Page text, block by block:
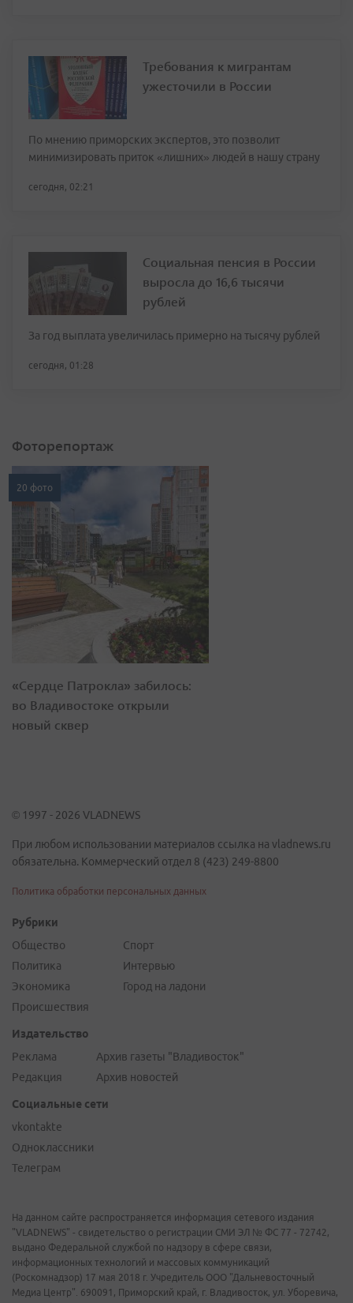
Требования к мигрантам
ужесточили в России
По мнению приморских экспертов, это позволит
минимизировать приток «лишних» людей в нашу страну
сегодня, 02:21
Социальная пенсия в России
выросла до 16,6 тысячи
рублей
За год выплата увеличилась примерно на тысячу рублей
сегодня, 01:28
Фоторепортаж
20 фото
«Сердце Патрокла» забилось:
во Владивостоке открыли
новый сквер
© 1997 - 2026 VLADNEWS
При любом использовании материалов ссылка на vladnews.ru
обязательна. Коммерческий отдел 8 (423) 249-8800
Политика обработки персональных данных
Рубрики
Общество
Политика
Экономика
Происшествия
Спорт
Интервью
Город на ладони
Издательство
Реклама
Редакция
Архив газеты "Владивосток"
Архив новостей
Социальные сети
vkontakte
Одноклассники
Телеграм
На данном сайте распространяется информация сетевого издания
"VLADNEWS" - свидетельство о регистрации СМИ ЭЛ № ФС 77 - 72742,
выдано Федеральной службой по надзору в сфере связи,
информационных технологий и массовых коммуникаций
(Роскомнадзор) 17 мая 2018 г. Учредитель ООО "Дальневосточный
Медиа Центр". 690091, Приморский край, г. Владивосток, ул. Уборевича,